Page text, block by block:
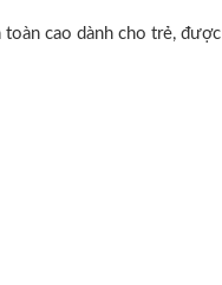
cao dành cho trẻ, được